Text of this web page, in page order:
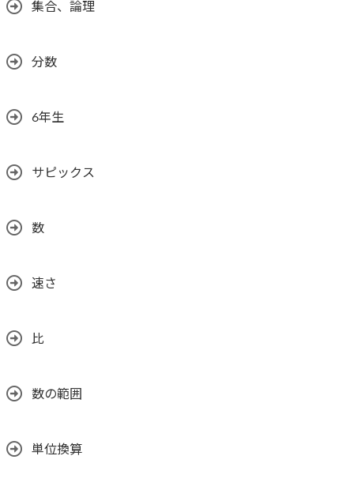
集合、論理
分数
6年生
サピックス
数
速さ
比
数の範囲
単位換算